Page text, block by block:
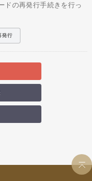
ドの再発行手続きを行っ
発行